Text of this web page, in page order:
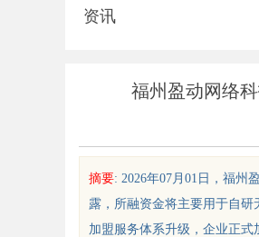
sc
资讯
福州盈动网络
摘要: 2026年07月01日，福州
露，所融资金将主要用于自
加盟服务体系升级，企业正